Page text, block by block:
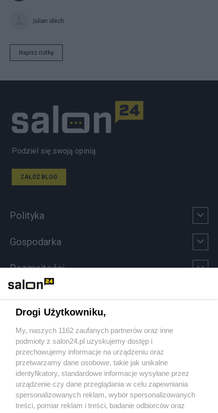
julian olech
Napisz notkę
Podziel się swoją opinią
ZAŁÓŻ BLOG
Polityka
Gospodarka
Rozmaitości
Sport
Społeczeństwo
Kultura
Drogi Użytkowniku,
My, naszych 1162 zaufanych partnerów oraz inne
podmioty z salon24.pl uzyskujemy dostęp i
przechowujemy informacje na urządzeniu oraz
przetwarzamy dane osobowe, takie jak unikalne
identyfikatory, standardowe informacje wysyłane przez
urządzenie czy dane przeglądania w celu zapewniania
spersonalizowanych reklam, wybór spersonalizowanych
treści, pomiar reklam i treści, badanie odbiorców oraz